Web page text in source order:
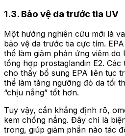
1.3. Bảo vệ da trước tia UV
Một hướng nghiên cứu mới là
bảo vệ da trước tia cực tím.
thể làm giảm phản ứng viêm do
tổng hợp prostaglandin E2. Các
cho thấy bổ sung EPA liên tục
thể làm tăng ngưỡng đỏ da tối
“chịu nắng” tốt hơn.
Tuy vậy, cần khẳng định rõ,
kem chống nắng. Đây chỉ là
trong, giúp giảm phần nào tác